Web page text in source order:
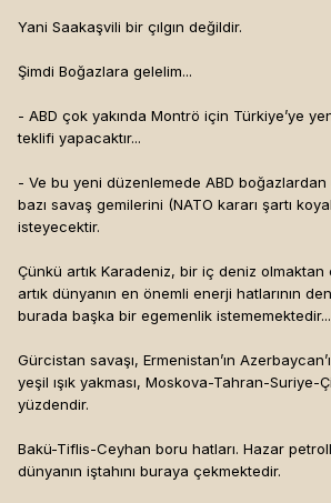
Yani Saakaşvili bir çılgın değildir.
Şimdi Boğazlara gelelim...
- ABD çok yakında Montrö için Türkiye’ye
teklifi yapacaktır...
- Ve bu yeni düzenlemede ABD
bazı savaş gemilerini (NATO kararı şartı
isteyecektir.
Çünkü artık Karadeniz, bir iç deniz olmaktan
artık dünyanın en önemli enerji hatlarının
burada başka bir egemenlik istememektedir...
Gürcistan savaşı, Ermenistan’ın
yeşil ışık yakması, Moskova-Tahran-Suriye-
yüzdendir.
Bakü-Tiflis-Ceyhan boru hatları. Hazar
dünyanın iştahını buraya çekmektedir.